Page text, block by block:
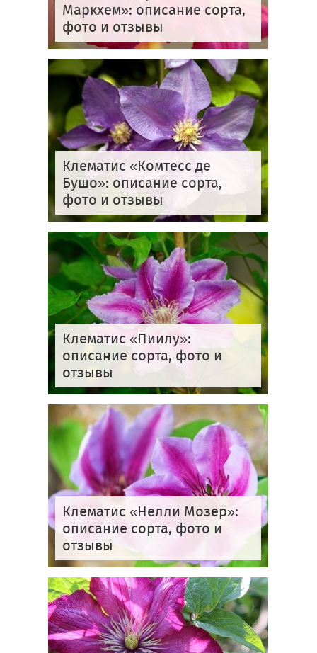
Маркхем»: описание сорта,
фото и отзывы
Клематис «Комтесс де
Бушо»: описание сорта,
фото и отзывы
Клематис «Пиилу»:
описание сорта, фото и
отзывы
Клематис «Нелли Мозер»:
описание сорта, фото и
отзывы